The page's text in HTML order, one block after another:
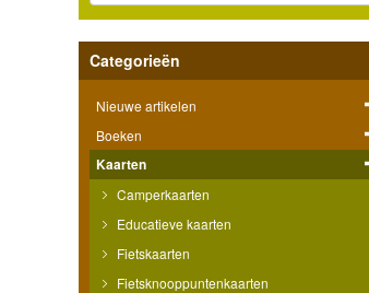
Categorieën
Nieuwe artikelen
Boeken
Kaarten
Camperkaarten
Educatieve kaarten
Fietskaarten
Fietsknooppuntenkaarten